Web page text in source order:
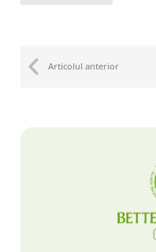
Articolul anterior